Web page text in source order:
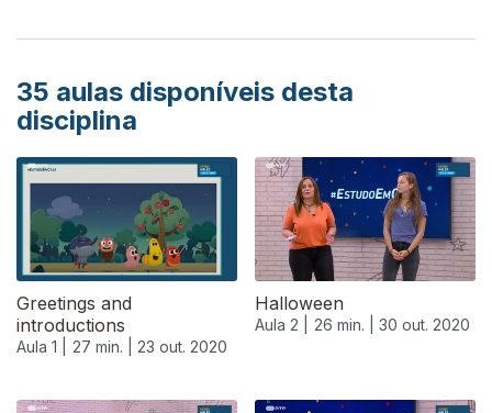
35 aulas disponíveis desta
disciplina
Greetings and
introductions
Aula 1 | 27 min. | 23 out. 2020
Halloween
Aula 2 | 26 min. | 30 out. 2020